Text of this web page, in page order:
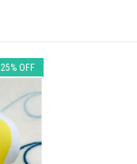
25% OFF